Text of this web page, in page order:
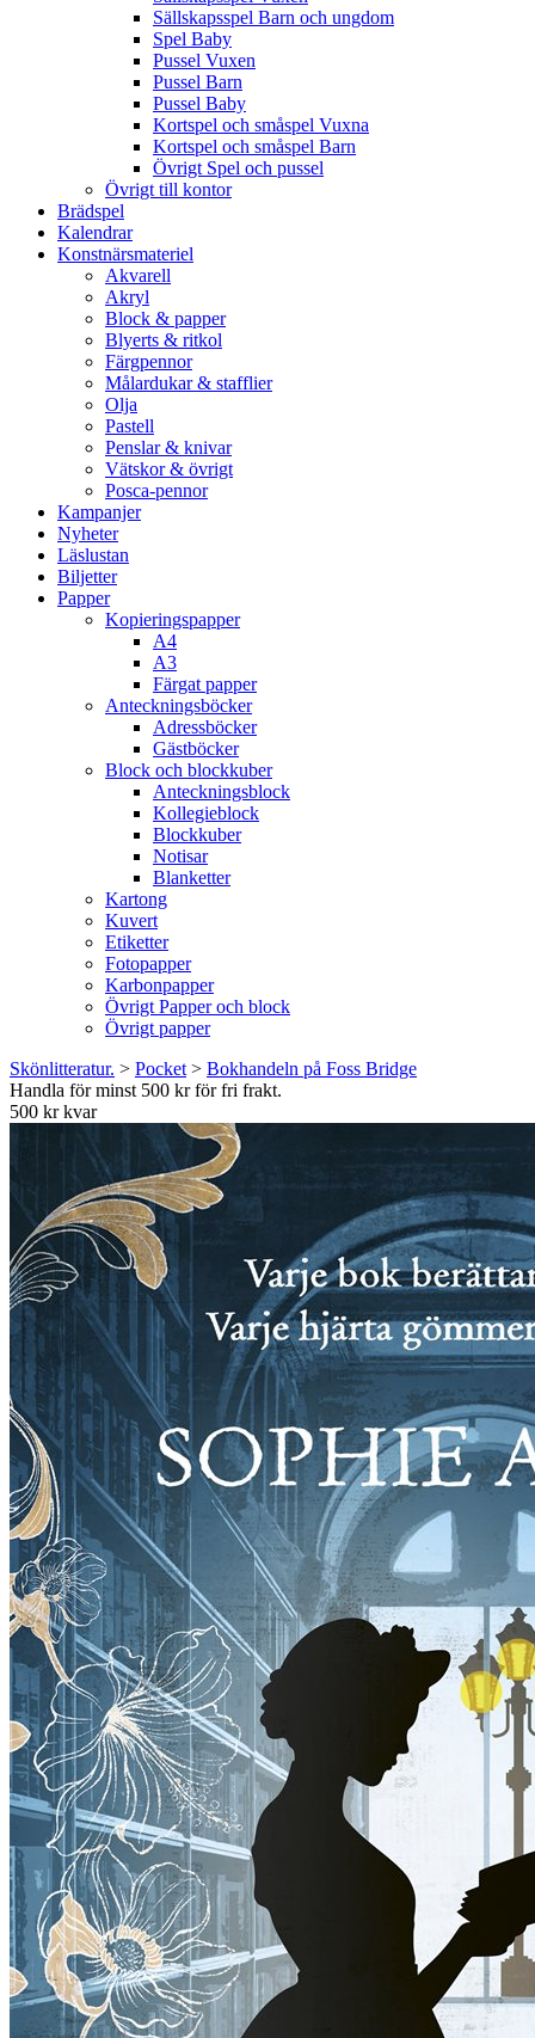
Sällskapsspel Barn och ungdom
Spel Baby
Pussel Vuxen
Pussel Barn
Pussel Baby
Kortspel och småspel Vuxna
Kortspel och småspel Barn
Övrigt Spel och pussel
Övrigt till kontor
Brädspel
Kalendrar
Konstnärsmateriel
Akvarell
Akryl
Block & papper
Blyerts & ritkol
Färgpennor
Målardukar & stafflier
Olja
Pastell
Penslar & knivar
Vätskor & övrigt
Posca-pennor
Kampanjer
Nyheter
Läslustan
Biljetter
Papper
Kopieringspapper
A4
A3
Färgat papper
Anteckningsböcker
Adressböcker
Gästböcker
Block och blockkuber
Anteckningsblock
Kollegieblock
Blockkuber
Notisar
Blanketter
Kartong
Kuvert
Etiketter
Fotopapper
Karbonpapper
Övrigt Papper och block
Övrigt papper
Skönlitteratur. > Pocket > Bokhandeln på Foss Bridge
Handla för minst 500 kr för fri frakt.
500 kr kvar